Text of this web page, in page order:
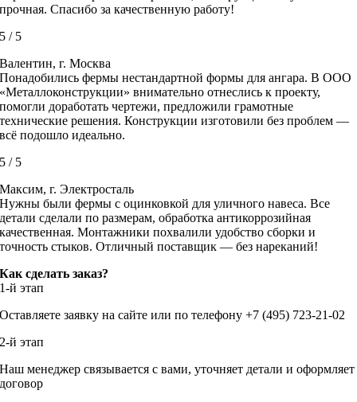
прочная. Спасибо за качественную работу!
5 / 5
Валентин, г. Москва
Понадобились фермы нестандартной формы для ангара. В ООО
«Металлоконструкции» внимательно отнеслись к проекту,
помогли доработать чертежи, предложили грамотные
технические решения. Конструкции изготовили без проблем —
всё подошло идеально.
5 / 5
Максим, г. Электросталь
Нужны были фермы с оцинковкой для уличного навеса. Все
детали сделали по размерам, обработка антикоррозийная
качественная. Монтажники похвалили удобство сборки и
точность стыков. Отличный поставщик — без нареканий!
Как сделать заказ?
1-й этап
Оставляете заявку на сайте или по телефону +7 (495) 723-21-02
2-й этап
Наш менеджер связывается с вами, уточняет детали и оформляет
договор